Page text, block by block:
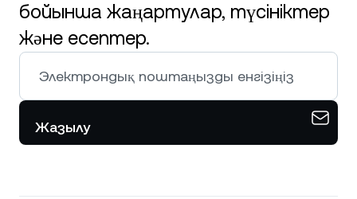
бойынша жаңартулар, түсініктер
және есептер.
Жазылу